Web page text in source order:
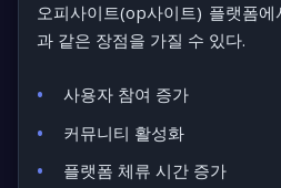
오피사이트(op사이트) 플랫폼
과 같은 장점을 가질 수 있다.
사용자 참여 증가
커뮤니티 활성화
플랫폼 체류 시간 증가